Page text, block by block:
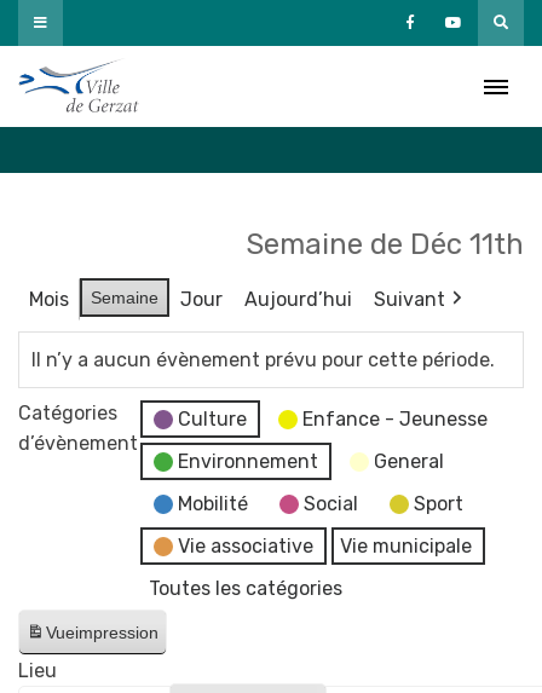
Passer
au
contenu
Semaine de Déc 11th
Mois Semaine Jour Aujourd’hui Suivant
Il n’y a aucun évènement prévu pour cette période.
Catégories
d’évènement
Culture
Enfance - Jeunesse
Environnement
General
Mobilité
Social
Sport
Vie associative
Vie municipale
Toutes les catégories
Vueimpression
Lieu